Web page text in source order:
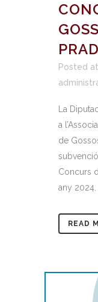
Posted
La
a
de
Concurs
any 2024.
READ